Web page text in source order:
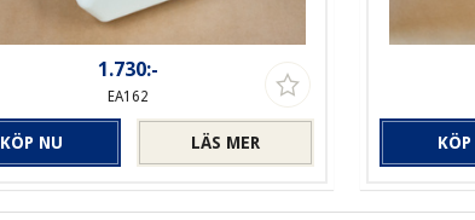
1.730:-
EA162
LÄS MER
KÖP NU